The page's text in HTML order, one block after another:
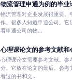
物流管理申通为例的毕业
物流管理对企业发展很重要。
作。很多人知道申通公司。它
看申通公司的物...
心理课论文的参考文献和
心理课论文需要参考文献。参
分。它放在论文的最后。参考
看过的书和文...